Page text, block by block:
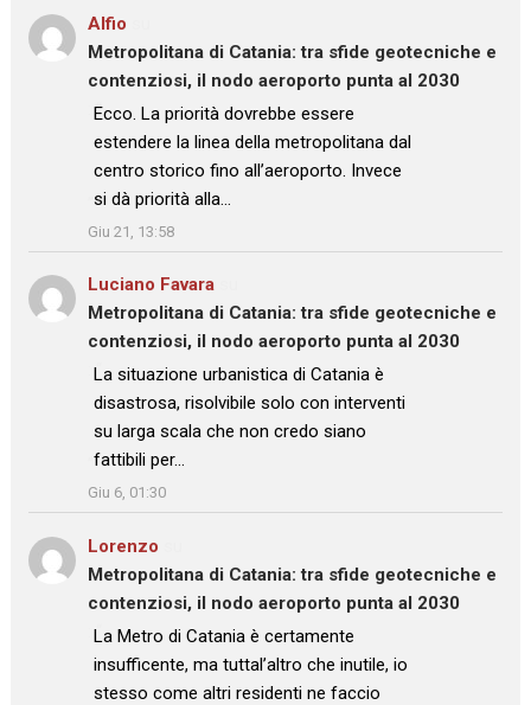
Alfio
Metropolitana di Catania: tra sfide geotecniche e
contenziosi, il nodo aeroporto punta al 2030
: “
Ecco. La priorità dovrebbe essere
estendere la linea della metropolitana dal
centro storico fino all’aeroporto. Invece
si dà priorità alla…
”
Giu 21, 13:58
Luciano Favara
Metropolitana di Catania: tra sfide geotecniche e
contenziosi, il nodo aeroporto punta al 2030
: “La situazione urbanistica di Catania è
disastrosa, risolvibile solo con interventi
su larga scala che non credo siano
fattibili per…
Giu 6, 01:30
Lorenzo
Metropolitana di Catania: tra sfide geotecniche e
contenziosi, il nodo aeroporto punta al 2030
: “La Metro di Catania è certamente
insufficente, ma tuttal’altro che inutile, io
stesso come altri residenti ne faccio